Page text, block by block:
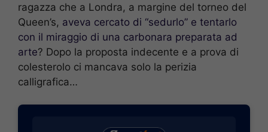
ragazza che a Londra, a margine del torneo del
Queen’s, aveva cercato di “sedurlo” e tentarlo
con il miraggio di una carbonara preparata ad
arte? Dopo la proposta indecente e a prova di
colesterolo ci mancava solo la perizia
calligrafica…